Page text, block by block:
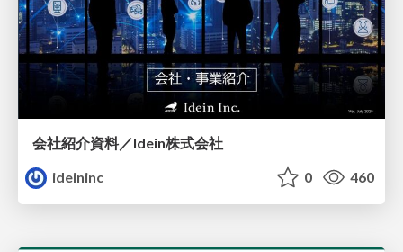
会社紹介資料／Idein株式会社
ideininc
0 460